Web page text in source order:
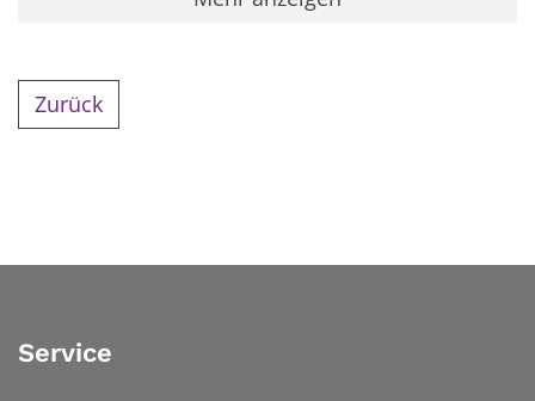
Zurück
Service